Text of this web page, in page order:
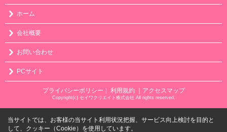
ホーム
会社概要
お問い合わせ
PCサイト
プライバシーポリシー 利用規約 ｜アクセスマップ
Copyright(c) セイワクリエイト株式会社 All rights reserved.
当サイトでは、お客様の当サイト利用状況把握、サービス向上検討を目的と
して、クッキー（Cookie）を使用しています。